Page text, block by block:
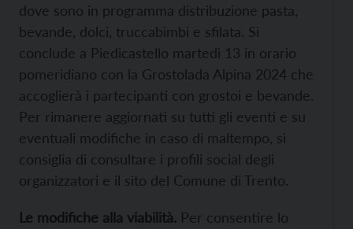
dove sono in programma distribuzione pasta,
bevande, dolci, truccabimbi e sfilata. Si
conclude a Piedicastello martedì 13 in orario
pomeridiano con la Grostolada Alpina 2024 che
accoglierà i partecipanti con grostoi e bevande.
Per rimanere aggiornati su tutti gli eventi e su
eventuali modifiche in caso di maltempo, si
consiglia di consultare i profili social degli
organizzatori e il sito del Comune di Trento.
Le modifiche alla viabilità. Per consentire lo